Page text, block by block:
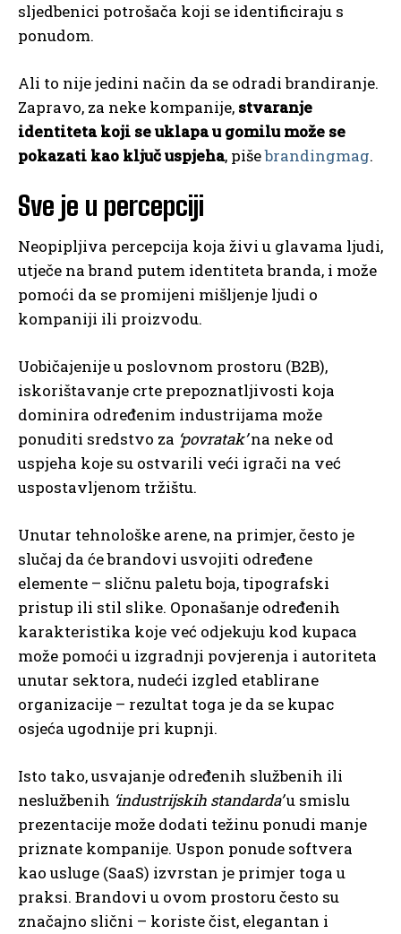
sljedbenici potrošača koji se identificiraju s
ponudom.
Ali to nije jedini način da se odradi brandiranje.
Zapravo, za neke kompanije, stvaranje
identiteta koji seuklapa u gomilu može se
pokazati kao ključ uspjeha, pišebrandingmag.
Sve je u percepciji
Neopipljiva percepcija koja živi u glavama ljudi,
utječe na brand putem identiteta branda, i može
pomoći da se promijeni mišljenje ljudi o
kompaniji ili proizvodu.
Uobičajenije u poslovnom prostoru (B2B),
iskorištavanje crte prepoznatljivosti koja
dominira određenim industrijama može
ponuditi sredstvo za ‘povratak’na neke od
uspjeha koje su ostvarili veći igrači na već
uspostavljenom tržištu.
Unutar tehnološke arene, na primjer, često je
slučaj da će brandovi usvojiti određene
elemente – sličnu paletu boja, tipografski
pristup ili stil slike. Oponašanje određenih
karakteristika koje već odjekuju kod kupaca
može pomoći u izgradnji povjerenja i autoriteta
unutar sektora, nudeći izgled etablirane
organizacije – rezultat toga je da se kupac
osjeća ugodnije pri kupnji.
Isto tako, usvajanje određenih službenih ili
neslužbenih ‘industrijskih standarda’u smislu
prezentacije može dodati težinu ponudi manje
priznate kompanije. Uspon ponude softvera
kao usluge (SaaS) izvrstan je primjer toga u
praksi. Brandovi u ovom prostoru često su
značajno slični – koriste čist, elegantan i